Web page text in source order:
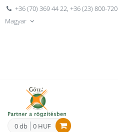
+36 (70) 369 44 22,+36 (23) 800-720
Magyar
0 db 0 HUF